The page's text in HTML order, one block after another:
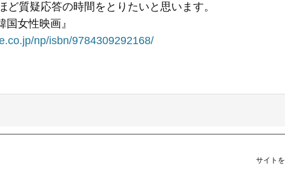
ど質疑応答の時間をとりたいと思います。
女性映画』
np/isbn/9784309292168/
サイト